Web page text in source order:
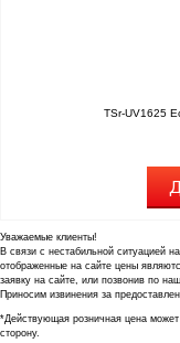
TSr-UV1625
Уважаемые клиенты!
В связи с нестабильной ситуацией
отображенные на сайте цены
заявку на сайте, или позвонив по
Приносим извинения за
*Действующая розничная цена
сторону.